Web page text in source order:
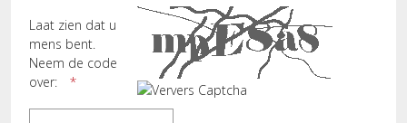
Laat zien dat u
mens bent.
Neem de code
over: